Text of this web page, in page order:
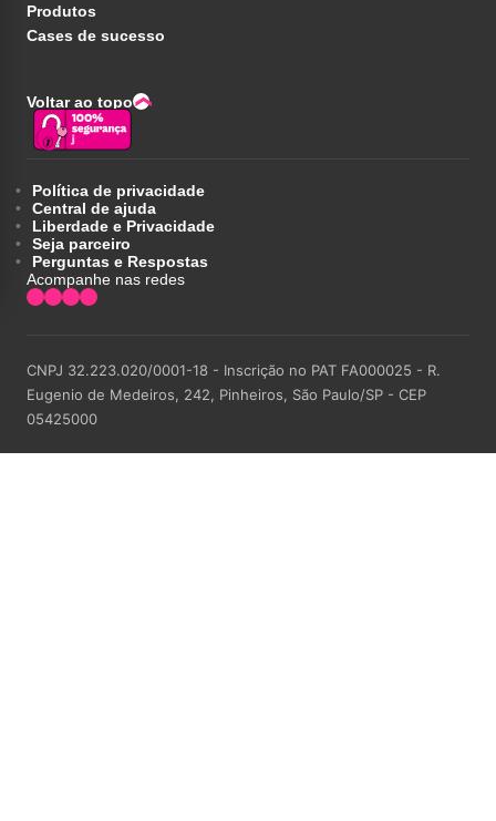
Produtos
Cases de sucesso
Voltar ao topo
Política de privacidade
Central de ajuda
Liberdade e Privacidade
Seja parceiro
Perguntas e Respostas
Acompanhe nas redes
CNPJ 32.223.020/0001-18 - Inscrição no PAT FA000025 - R.
Eugenio de Medeiros, 242, Pinheiros, São Paulo/SP - CEP
05425000